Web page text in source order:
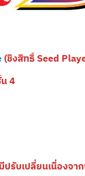
(ชิงสิทธิ์ Seed
4
ปรับเปลี่ยนเนื่องจ